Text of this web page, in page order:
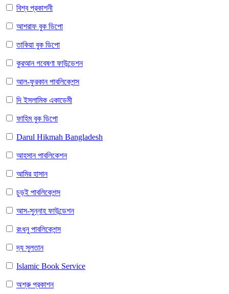
বিশ্ব প্রকাশনী
আশরাফ বুক ডিপো
তাকিয়া বুক ডিপো
কুরআন গবেষণা ফাউন্ডেশন
আল-ফুরকান পাবলিকেশন্স
দি ইসলামিক একাডেমী
ফাহিম বুক ডিপো
Darul Hikmah Bangladesh
আহসান পাবলিকেশন
আমির হাসান
চুড়ই পাবলিকেশন্স
আস-সুন্নাহ ফাউন্ডেশন
রংধনু পাবলিকেশন্স
দ্য সুলতান
Islamic Book Service
অশ্রু প্রকাশন